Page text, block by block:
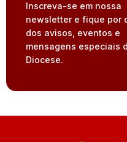
Inscreva-se em nossa
newsletter e fique por
dos avisos, eventos e
mensagens especiais
Diocese.